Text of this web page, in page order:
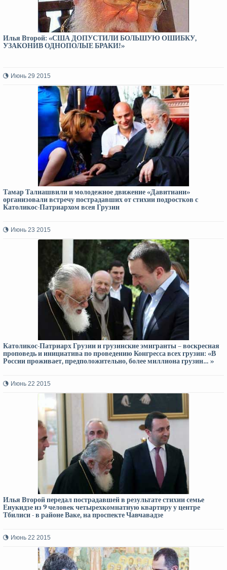
Илья Второй: «США ДОПУСТИЛИ БОЛЬШУЮ ОШИБКУ,
УЗАКОНИВ ОДНОПОЛЫЕ БРАКИ!»
Июнь 29 2015
Тамар Талиашвили и молодежное движение «Давитиани»
организовали встречу пострадавших от стихии подростков с
Католикос-Патриархом всея Грузии
Июнь 23 2015
Католикос-Патриарх Грузии и грузинские эмигранты – воскресная
проповедь и инициатива по проведению Конгресса всех грузин: «В
России проживает, предположительно, более миллиона грузин… »
Июнь 22 2015
Илья Второй передал пострадавшей в результате стихии семье
Енукидзе из 9 человек четырехкомнатную квартиру у центре
Тбилиси - в районе Ваке, на проспекте Чавчавадзе
Июнь 22 2015